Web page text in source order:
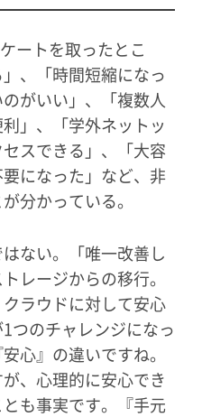
ートを取ったとこ
、「時間短縮になっ
がいい」、「複数人
」、「学外ネットッ
スできる」、「大容
になった」など、非
分かっている。
ない。「唯一改善し
レージからの移行。
ラウドに対して安心
つのチャレンジになっ
心』の違いですね。
、心理的に安心でき
も事実です。『手元